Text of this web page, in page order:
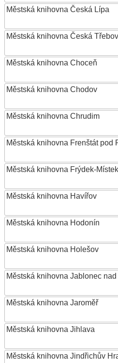
Městská knihovna Česká Lípa
Městská knihovna Česká
Městská knihovna Choceň
Městská knihovna Chodov
Městská knihovna Chrudim
Městská knihovna Frenštát pod
Městská knihovna Frýdek-Místek
Městská knihovna Havířov
Městská knihovna Hodonín
Městská knihovna Holešov
Městská knihovna Jablonec
Městská knihovna Jaroměř
Městská knihovna Jihlava
Městská knihovna Jindřichův